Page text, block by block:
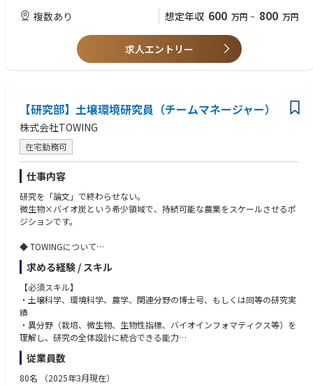
以上の業務を一通りご経験いただいた後は、シニアセールスエグゼクティ
としてのキャリアを目指して頂きます。
【あれば望ましい要件】
• 自動車アフターマーケット業界における営業経験
• アフターセールス、サービス、補修部品、整備機器、補修塗料等に関す
• 海外拠点や海外顧客との業務経験
【求める人物像】
• 自動車アフターマーケットビジネスに興味・関心をお持ちの方
• 顧客との長期的な関係構築を重視できる方
• 自ら課題を発見し、主体的に行動できる方
• 社内外の関係者と協力しながら業務を推進できる方
• 自動車そのものに興味・関心をお持ちの方
複数あり 想定年収 600 万円 ~ 800 万円
求人エントリー
【研究部】土壌環境研究員（チームマネージャー）
株式会社TOWING
在宅勤務可
仕事内容
研究を「論文」で終わらせない。
微生物×バイオ炭という希少領域で、持続可能な農業をスケールさせるポ
ジションです。
◆ TOWINGについて
「サステナブルな次世代農業を起点とする超循環社会を実現する」をミッ
ションに掲げ、2020年2月に設立した、名古屋大学発のグリーン＆アグリ
テックベンチャー企業です。
TOWINGは日本酒の発酵技法を応用し、“土壌微生物菌群”を意図的にバイ
オ炭の中に再現できる技術（高機能ソイル技術）を持っています。
また技術を活用し、高機能バイオ炭「宙炭（そらたん）」を開発しまし
た。
土壌改良材であり、私たちは宙炭の研究開発及び、販売を行なっていま
す。
求める経験 / スキル
【必須スキル】
・土壌科学、環境科学、農学、関連分野の博士号、もしくは同等の研究実
績
・異分野（栽培、微生物、生物性指標、バイオインフォマティクス等）を
理解し、研究の全体設計に統合できる能力
・複数テーマを並行推進するプロジェクトマネジメント能力（目的設定、
意思決定、コミュニケーション、納期管理）
・日本語での社内外コミュニケーション能力と、英語での論文・提案書・
従業員数
80名 （2025年3月現在）